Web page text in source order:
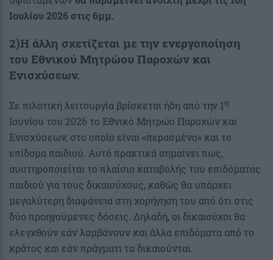
Ιουλίου 2026 στις 6μμ.
2)Η άλλη σχετίζεται με την ενεργοποίηση
του Εθνικού Μητρώου Παροχών και
Ενισχύσεων.
Σε πιλοτική λειτουργία βρίσκεται ήδη από την 1η
Ιουνίου του 2026 το Εθνικό Μητρώο Παροχών και
Ενισχύσεων, στο οποίο είναι «περασμένο» και το
επίδομα παιδιού. Αυτό πρακτικά σημαίνει πως,
αυστηροποιείται το πλαίσιο καταβολής του επιδόματος
παιδιού για τους δικαιούχους, καθώς θα υπάρχει
μεγαλύτερη διαφάνεια στη χορήγηση του από ότι στις
δύο προηγούμενες δόσεις. Δηλαδή, οι δικαιούχοι θα
ελεγχθούν εάν λαμβάνουν και άλλα επιδόματα από το
κράτος και εάν πράγματι τα δικαιούνται.